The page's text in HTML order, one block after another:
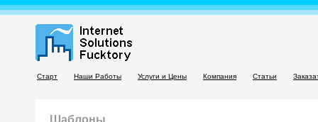
Старт Наши Работы Услуги и Цены Компания Статьи
Шаблоны